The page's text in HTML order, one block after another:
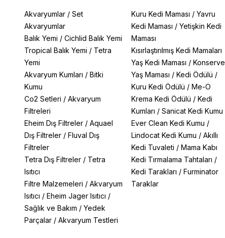
Akvaryumlar / Set
Akvaryumlar
Balık Yemi / Cichlid Balık Yemi
Tropical Balık Yemi / Tetra
Yemi
Akvaryum Kumları / Bitki
Kumu
Co2 Setleri / Akvaryum
Filtreleri
Eheim Dış Filtreler / Aquael
Dış Filtreler / Fluval Dış
Filtreler
Tetra Dış Filtreler / Tetra
Isıtıcı
Filtre Malzemeleri / Akvaryum
Isıtıcı / Eheim Jager Isıtıcı /
Sağlık ve Bakım / Yedek
Parçalar / Akvaryum Testleri
Kuru Kedi Maması / Yavru
Kedi Maması / Yetişkin Kedi
Maması
Kısırlaştırılmış Kedi Mamaları
Yaş Kedi Maması / Konserve
Yaş Maması / Kedi Ödülü /
Kuru Kedi Ödülü / Me-O
Krema Kedi Ödülü / Kedi
Kumları / Sanicat Kedi Kumu
Ever Clean Kedi Kumu /
Lindocat Kedi Kumu / Akıllı
Kedi Tuvaleti / Mama Kabı
Kedi Tırmalama Tahtaları /
Kedi Tarakları / Furminator
Taraklar